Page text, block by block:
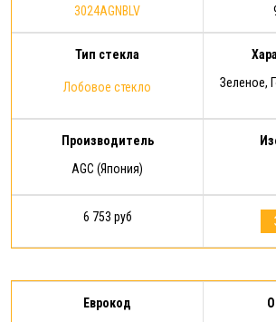
3024AGNBLV
Тип стекла
Лобовое стекло
Зеленое,
Производитель
AGC (Япония)
6 753 руб
Еврокод